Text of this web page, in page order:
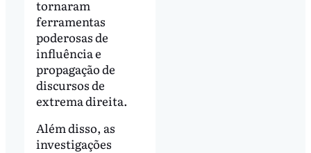
tornaram
ferramentas
poderosas de
influência e
propagação de
discursos de
extrema direita.
Além disso, as
investigações